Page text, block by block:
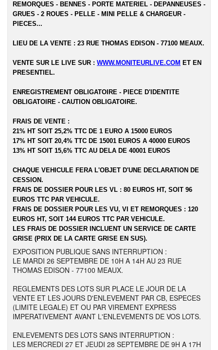
REMORQUES - BENNES - PORTE MATERIEL - DEPANNEUSES -
GRUES - 2 ROUES - PELLE - MINI PELLE & CHARGEUR -
PIECES...
LIEU DE LA VENTE : 23 RUE THOMAS EDISON - 77100 MEAUX.
VENTE SUR LE LIVE SUR : WWW.MONITEURLIVE.COM ET EN
PRESENTIEL.
ENREGISTREMENT OBLIGATOIRE - PIECE D'IDENTITE
OBLIGATOIRE - CAUTION OBLIGATOIRE.
FRAIS DE VENTE :
21% HT SOIT 25,2% TTC DE 1 EURO A 15000 EUROS
17% HT SOIT 20,4% TTC DE 15001 EUROS A 40000 EUROS
13% HT SOIT 15,6% TTC AU DELA DE 40001 EUROS
CHAQUE VEHICULE FERA L'OBJET D'UNE DECLARATION DE
CESSION.
FRAIS DE DOSSIER POUR LES VL : 80 EUROS HT, SOIT 96
EUROS TTC PAR VEHICULE.
FRAIS DE DOSSIER POUR LES VU, VI ET REMORQUES : 120
EUROS HT, SOIT 144 EUROS TTC PAR VEHICULE.
LES FRAIS DE DOSSIER INCLUENT UN SERVICE DE CARTE
GRISE (PRIX DE LA CARTE GRISE EN SUS).
EXPOSITION PUBLIQUE SANS INTERRUPTION :
LE MARDI 26 SEPTEMBRE DE 10H A 14H AU 23 RUE
THOMAS EDISON - 77100 MEAUX.
REGLEMENTS DES LOTS SUR PLACE LE JOUR DE LA
VENTE ET LES JOURS D'ENLEVEMENT PAR CB, ESPECES
(LIMITE LEGALE) ET OU PAR VIREMENT EXPRESS
IMPERATIVEMENT AVANT L'ENLEVEMENTS DE VOS LOTS.
ENLEVEMENTS DES LOTS SANS INTERRUPTION :
LES MERCREDI 27 ET JEUDI 28 SEPTEMBRE DE 9H A 17H